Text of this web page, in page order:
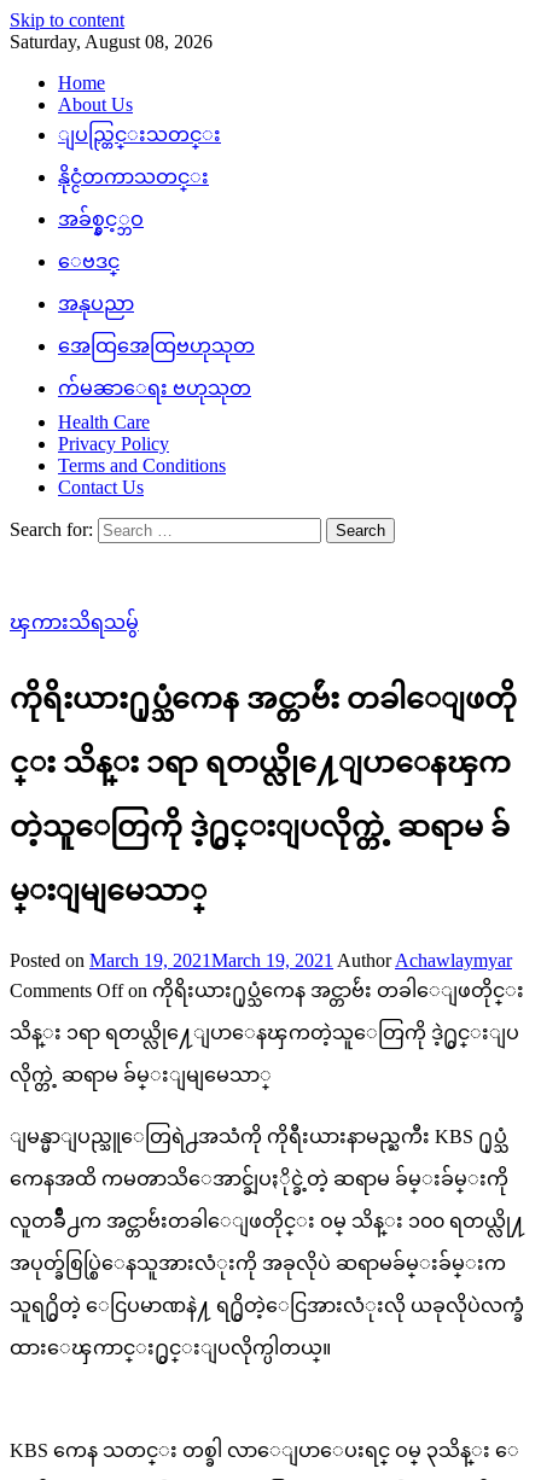
Skip to content
Saturday, August 08, 2026
Home
About Us
ျပည္တြင္းသတင္း
နိုင္ငံတကာသတင္း
အခ်စ္နွင့္ဘဝ
ေဗဒင္
အနုပညာ
အေထြအေထြဗဟုသုတ
က်မၼာေရး ဗဟုသုတ
Health Care
Privacy Policy
Terms and Conditions
Contact Us
Search for:
ၾကားသိရသမွ်
ကိုရိးယား႐ုပ္သံကေန အင္တာဗ်ဴး တခါေျဖတို
င္း သိန္း ၁ရာ ရတယ္လို႔ေျပာေနၾက
တဲ့သူေတြကို ဒဲ့႐ွင္းျပလိုက္တဲ့ ဆရာမ ခ်
မ္းျမျမေသာ္
Posted on March 19, 2021March 19, 2021 Author Achawlaymyar
Comments Offon ကိုရိးယား႐ုပ္သံကေန အင္တာဗ်ဴး တခါေျဖတိုင္း
သိန္း ၁ရာ ရတယ္လို႔ေျပာေနၾကတဲ့သူေတြကို ဒဲ့႐ွင္းျပ
လိုက္တဲ့ ဆရာမ ခ်မ္းျမျမေသာ္
ျမန္မာျပည္သူေတြရဲ႕အသံကို ကိုရီးယားနာမည္ႀကီး KBS ႐ုပ္သံ
ကေနအထိ ကမၻာသိေအာင္ခ်ျပႏိုင္ခဲ့တဲ့ ဆရာမ ခ်မ္းခ်မ္းကို
လူတခ်ိဳ႕က အင္တာဗ်ဴးတခါေျဖတိုင္း ဝမ္ သိန္း ၁၀၀ ရတယ္လို႔
အပုတ္ခ်စြပ္စြဲေနသူအားလံုးကို အခုလိုပဲ ဆရာမခ်မ္းခ်မ္းက
သူရ႐ွိတဲ့ ေငြပမာဏနဲ႔ ရ႐ွိတဲ့ေငြအားလံုးလို ယခုလိုပဲလက္ခံ
ထားေၾကာင္း႐ွင္းျပလိုက္ပါတယ္။
KBS ကေန သတင္း တစ္ခါ လာေျပာေပးရင္ ဝမ္ ၃သိန္း ေ